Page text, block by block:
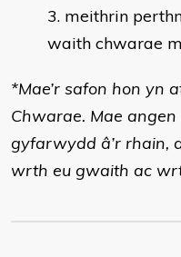
meithrin
waith chwarae
*Mae’r safon hon yn
Chwarae. Mae
gyfarwydd â’r rhain,
wrth eu gwaith ac